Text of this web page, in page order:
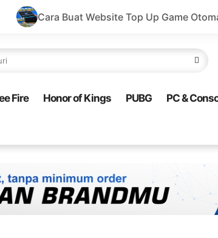
Top Up Game Otomatis Sendiri!
Fire Honor of Kings PUBG PC &